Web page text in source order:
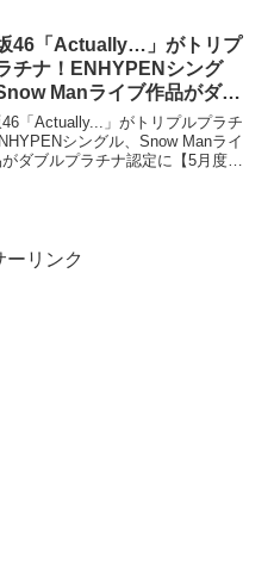
乃木坂46・...
46「Actually…」がトリプ
チナ！ENHYPENシング
Manライブ作品がダブ
チナ認定に【5月度GD認
music.jpニュース
46「Actually...」がトリプルプラチ
シングル、Snow Manライ
ダブルプラチナ認定に【5月度GD
ーリンク